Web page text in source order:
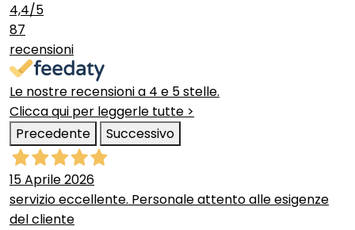
4,4/5
87
recensioni
Le nostre recensioni a 4 e 5 stelle.
Clicca qui per leggerle tutte >
Precedente
Successivo
15 Aprile 2026
servizio eccellente. Personale attento alle esigenze
del cliente